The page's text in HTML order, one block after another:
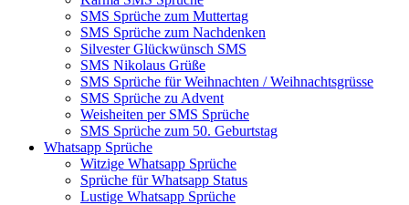
SMS Sprüche zum Muttertag
SMS Sprüche zum Nachdenken
Silvester Glückwünsch SMS
SMS Nikolaus Grüße
SMS Sprüche für Weihnachten / Weihnachtsgrüsse
SMS Sprüche zu Advent
Weisheiten per SMS Sprüche
SMS Sprüche zum 50. Geburtstag
Whatsapp Sprüche
Witzige Whatsapp Sprüche
Sprüche für Whatsapp Status
Lustige Whatsapp Sprüche